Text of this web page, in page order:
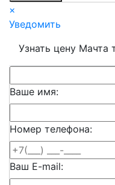
×
Уведомить
Узнать цену Мачта
Ваше имя:
Номер телефона:
Ваш E-mail: